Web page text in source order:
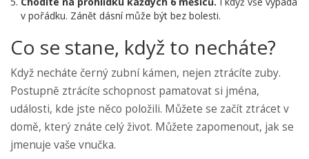
v pořádku. Zánět dásní může být bez bolesti.
Co se stane, když to necháte?
Když necháte černý zubní kámen, nejen ztrácíte zuby.
Postupně ztrácíte schopnost pamatovat si jména,
události, kde jste něco položili. Můžete se začít ztrácet v
domě, který znáte celý život. Můžete zapomenout, jak se
jmenuje vaše vnučka.